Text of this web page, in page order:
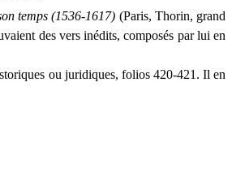
temps(1536-1617) (Paris, Thorin, grand
des vers inédits, composés par lui en
ou juridiques, folios 420-421. Il en